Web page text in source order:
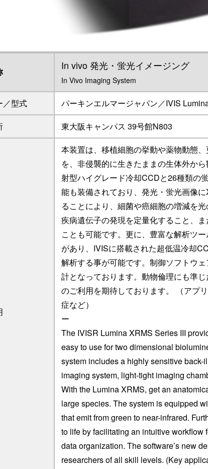
In vivo 発光・蛍光イメージング
In Vivo Imaging System
／型式
パーキンエルマージャパン／IVIS
東大阪キャンパス 39号館N803
本装置は、移植細胞の挙動や薬物動態
を、非侵襲的に生きたままの生体外か
射型ハイグレード冷却CCDと26種類の
能も装備されており、発光・蛍光画像
ることにより、細菌や癌細胞の増減を
疾病遺伝子の発現を定量化すること、
ことも可能です。更に、豊富な解析ツ
があり、IVISに搭載された超低温冷却
解析する事が可能です。制御ソフトウ
計となっております。動物倫理にも準
のご利用を期待しております。 （アプ
症など）
ー
The IVISR Lumina XRMS Series III
easy to use for two dimensional
system includes a highly sensitive
imaging system, light-tight imaging
With the Lumina XRMS, get an
large species. The system is equipped
that emit from green to near-infrared.
to life by facilitating an intuitive
data organization. The software’s new
researchers of all skill levels. (Key